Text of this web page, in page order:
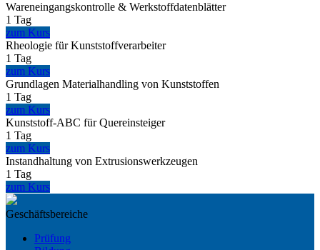
Wareneingangskontrolle & Werkstoffdatenblätter
1 Tag
zum Kurs
Rheologie für Kunststoffverarbeiter
1 Tag
zum Kurs
Grundlagen Materialhandling von Kunststoffen
1 Tag
zum Kurs
Kunststoff-ABC für Quereinsteiger
1 Tag
zum Kurs
Instandhaltung von Extrusionswerkzeugen
1 Tag
zum Kurs
Geschäftsbereiche
Prüfung